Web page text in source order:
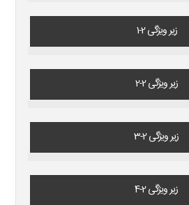
زیر ویژگی 2-1
زیر ویژگی 2-2
زیر ویژگی 2-3
زیر ویژگی 2-4